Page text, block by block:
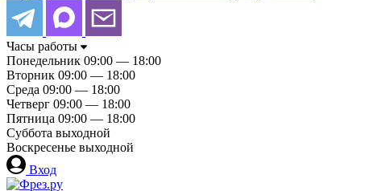
Часы работы
Понедельник 09:00 — 18:00
Вторник 09:00 — 18:00
Среда 09:00 — 18:00
Четверг 09:00 — 18:00
Пятница 09:00 — 18:00
Суббота выходной
Воскресенье выходной
Вход